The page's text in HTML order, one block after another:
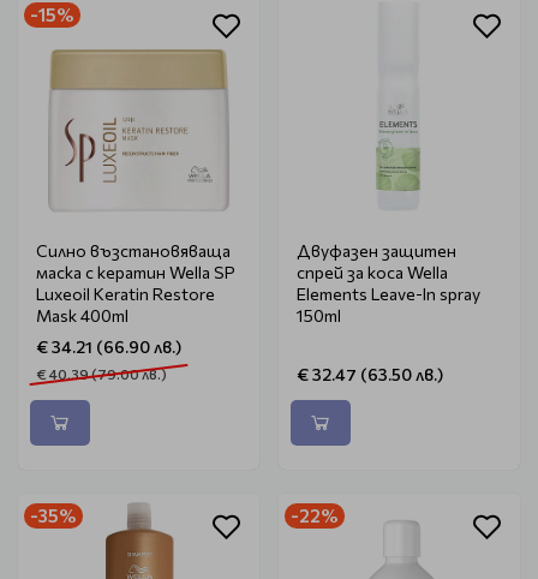
-15%
Силно възстановяваща
маска с кератин Wella SP
Luxeoil Keratin Restore
Mask 400ml
€ 34.21 (66.90 лв.)
€ 40.39 (79.00 лв.)
Двуфазен защитен
спрей за коса Wella
Elements Leave-In spray
150ml
€ 32.47 (63.50 лв.)
-35% -22%